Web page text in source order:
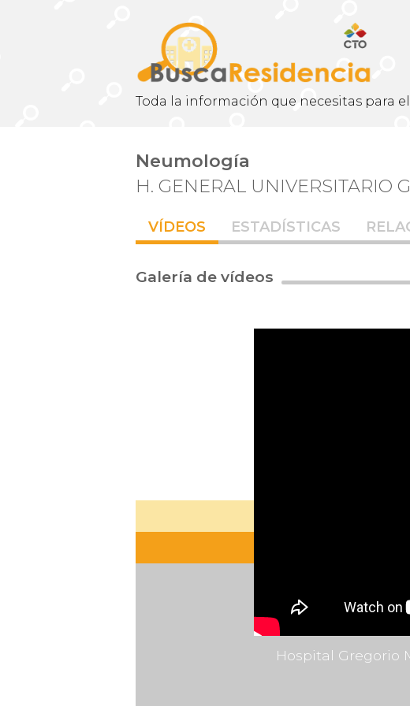
Toda la información que necesitas para
Neumología
H. GENERAL UNIVERSITARIO
VÍDEOS ESTADÍSTICAS
Galería de vídeos
Hospital Gregorio